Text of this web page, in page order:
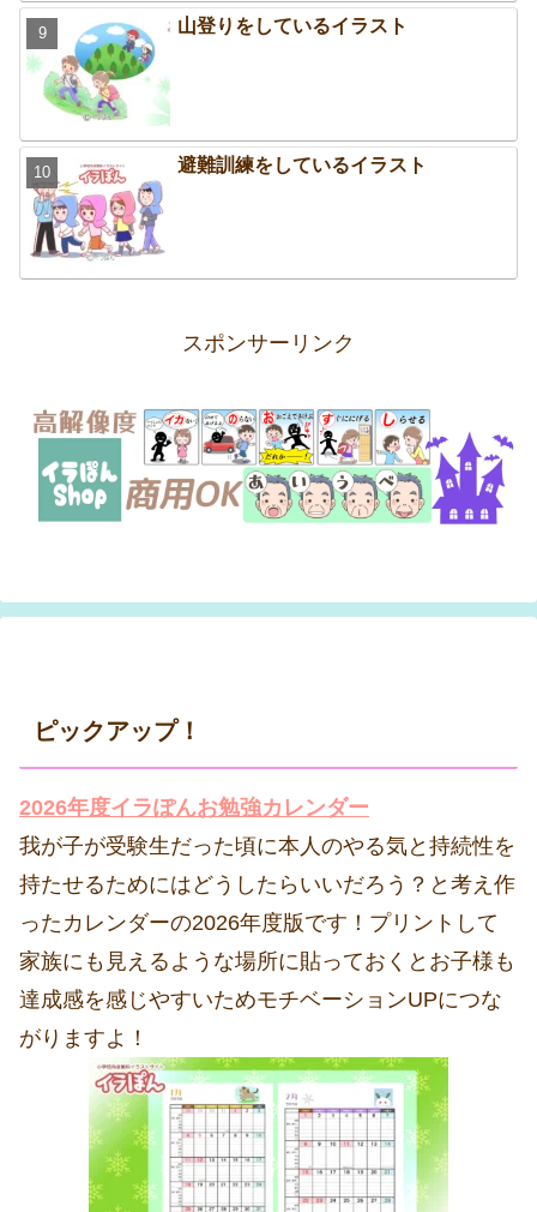
山登りをしているイラスト
避難訓練をしているイラスト
スポンサーリンク
ピックアップ！
2026年度イラぽんお勉強カレンダー
我が子が受験生だった頃に本人のやる気と持続性を
持たせるためにはどうしたらいいだろう？と考え作
ったカレンダーの2026年度版です！プリントして
家族にも見えるような場所に貼っておくとお子様も
達成感を感じやすいためモチベーションUPにつな
がりますよ！